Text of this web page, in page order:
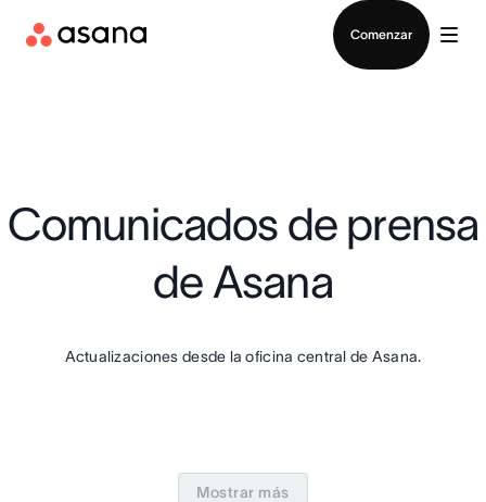
Comenzar
Comunicados de prensa
de Asana
Actualizaciones desde la oficina central de Asana.
Mostrar más